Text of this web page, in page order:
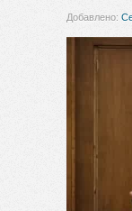
Добавлено: